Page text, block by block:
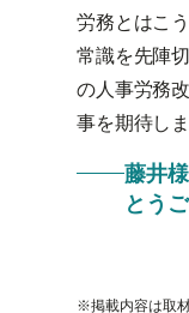
労務とはこ
常識を先陣
の人事労務
事を期待しま
藤井
とう
※掲載内容は取